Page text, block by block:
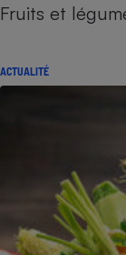
Fruits et
ACTUALITÉ